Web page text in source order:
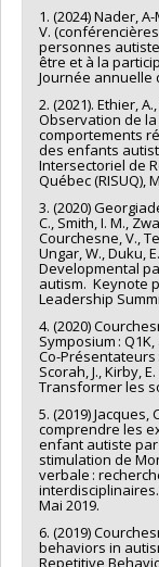
1. (2024) Nader,
V.
personnes
être et à la
Journée annuelle
2. (2021). Ethier,
Observation de
comportements
des enfants
Intersectoriel de
Québec (RISUQ),
3. (2020)
C., Smith, I. M.,
Courchesne, V.,
Ungar, W., Duku,
Developmental
autism. Keynote
Leadership
4. (2020)
Symposium :
Co-Présentateurs
Scorah, J., Kirby,
Transformer les
5. (2019) Jacques,
comprendre les
enfant autiste
stimulation de
verbale :
interdisciplinaires.
Mai 2019.
6. (2019)
behaviors in
Repetitive